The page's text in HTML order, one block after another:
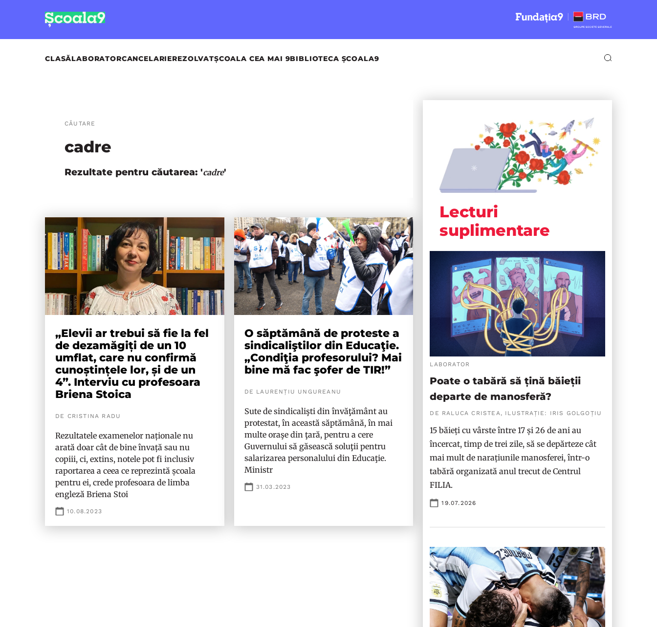
CLASĂLABORATORCANCELARIEREZOLVATȘCOALA CEA MAI 9BIBLIOTECA ȘCOALA9
CĂUTARE
cadre
Rezultate pentru căutarea: 'cadre'
„Elevii ar trebui să fie la fel
de dezamăgiți de un 10
umflat, care nu confirmă
cunoștințele lor, și de un
4”. Interviu cu profesoara
Briena Stoica
DE CRISTINA RADU
Rezultatele examenelor naționale nu
arată doar cât de bine învață sau nu
copiii, ci, extins, notele pot fi inclusiv
raportarea a ceea ce reprezintă școala
pentru ei, crede profesoara de limba
engleză Briena Stoi
10.08.2023
O săptămână de proteste a
sindicaliştilor din Educaţie.
„Condiţia profesorului? Mai
bine mă fac şofer de TIR!”
DE LAURENȚIU UNGUREANU
Sute de sindicalişti din învăţământ au
protestat, în această săptămână, în mai
multe oraşe din ţară, pentru a cere
Guvernului să găsească soluţii pentru
salarizarea personalului din Educaţie.
Ministr
31.03.2023
Lecturi
suplimentare
LABORATOR
Poate o tabără să țină băieții
departe de manosferă?
DE RALUCA CRISTEA, ILUSTRAȚIE: IRIS GOLGOȚIU
15 băieți cu vârste între 17 și 26 de ani au
încercat, timp de trei zile, să se depărteze cât
mai mult de narațiunile manosferei, într-o
tabără organizată anul trecut de Centrul
FILIA.
19.07.2026